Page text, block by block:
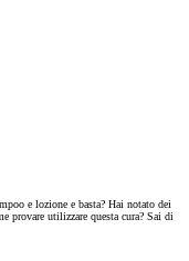
e lozione e basta? Hai notato dei
provare utilizzare questa cura? Sai di